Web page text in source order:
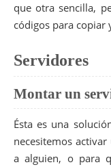
que otra sencilla,
códigos para copiar
Servidores
Montar un
Ésta es una
necesitemos
a alguien, o para